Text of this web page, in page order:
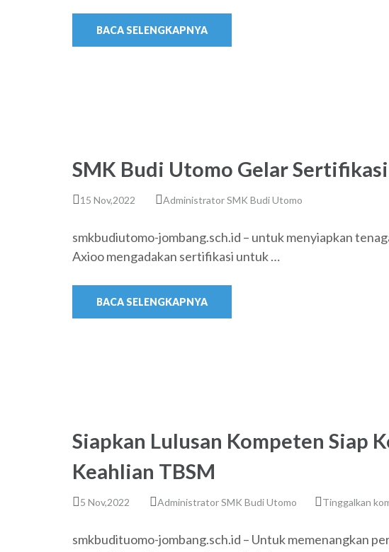
BACA SELENGKAPNYA
SMK Budi Utomo Gelar
15 Nov,2022 Administrator SMK Budi Utomo
smkbudiutomo-jombang.sch.id – untuk menyiapkan
Axioo mengadakan sertifikasi untuk …
BACA SELENGKAPNYA
Siapkan Lulusan Kompeten Siap
Keahlian TBSM
5 Nov,2022 Administrator SMK Budi Utomo Tinggalkan
smkbudituomo-jombang.sch.id – Untuk memenangkan